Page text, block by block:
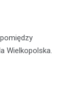
Wielkopolska.